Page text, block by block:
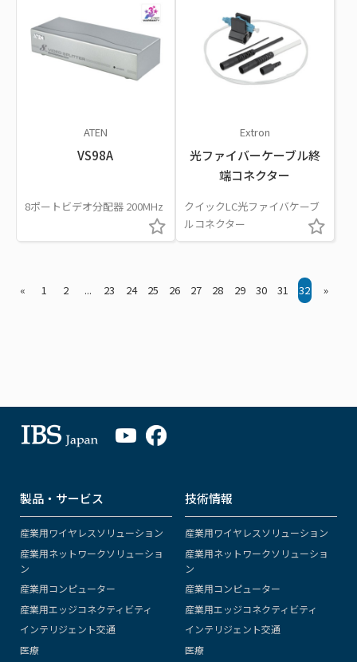
ATEN
VS98A
8ポートビデオ分配器 200MHz
Extron
光ファイバーケーブル終
端コネクター
クイックLC光ファイバケーブ
ルコネクター
« 1 2 ... 23 24 25 26 27 28 29 30 31 32 »
製品・サービス
産業用ワイヤレスソリューション
産業用ネットワークソリューショ
ン
産業用コンピューター
産業用エッジコネクティビティ
インテリジェント交通
医療
技術情報
産業用ワイヤレスソリューション
産業用ネットワークソリューショ
ン
産業用コンピューター
産業用エッジコネクティビティ
インテリジェント交通
医療